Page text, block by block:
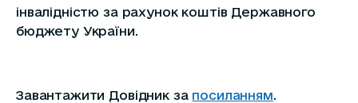
інвалідністю за рахунок коштів Державного
бюджету України.
Завантажити Довідник за посиланням.